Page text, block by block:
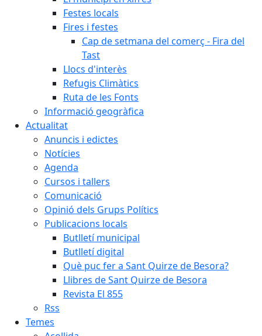
Festes locals
Fires i festes
Cap de setmana del comerç - Fira del
Tast
Llocs d'interès
Refugis Climàtics
Ruta de les Fonts
Informació geogràfica
Actualitat
Anuncis i edictes
Notícies
Agenda
Cursos i tallers
Comunicació
Opinió dels Grups Polítics
Publicacions locals
Butlletí municipal
Butlletí digital
Què puc fer a Sant Quirze de Besora?
Llibres de Sant Quirze de Besora
Revista El 855
Rss
Temes